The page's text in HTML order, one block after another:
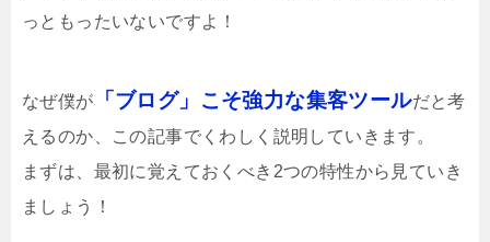
っともったいないですよ！
なぜ僕が 「ブログ」こそ強力な集客ツールだと考
えるのか、この記事でくわしく説明していきます。
まずは、最初に覚えておくべき2つの特性から見ていき
ましょう！